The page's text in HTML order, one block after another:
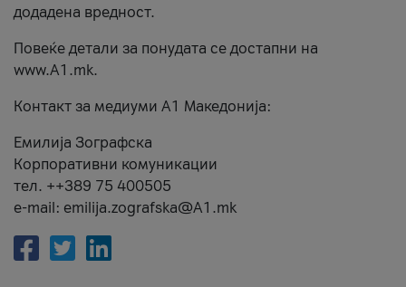
додадена вредност.
Повеќе детали за понудата се достапни на
www.А1.mk.
Контакт за медиуми А1 Македонија:
Емилија Зографска
Корпоративни комуникации
тел. ++389 75 400505
e-mail: emilija.zografska@A1.mk